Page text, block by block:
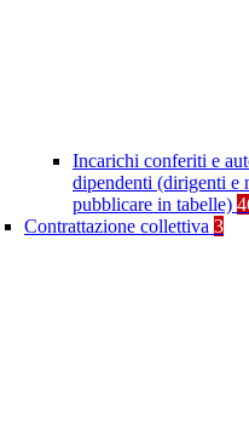
Incarichi conferiti e
dipendenti (dirigenti e
pubblicare in tabelle)
Contrattazione collettiva 3